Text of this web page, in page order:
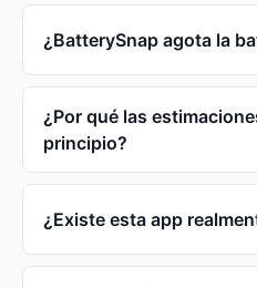
¿BatterySnap agota la
¿Por qué las
principio?
¿Existe esta app